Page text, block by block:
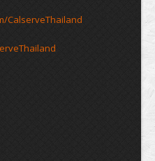
CalserveThailand